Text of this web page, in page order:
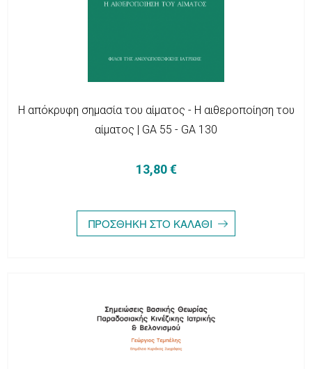
Η απόκρυφη σημασία του αίματος - Η αιθεροποίηση του
αίματος | GA 55 - GA 130
13,80 €